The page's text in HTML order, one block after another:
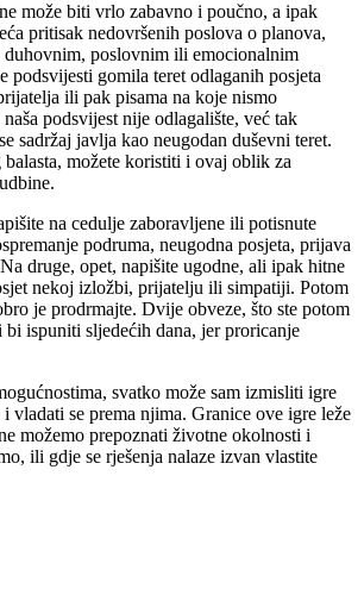
može biti vrlo zabavno i poučno, a ipak
pritisak nedovršenih poslova o planova,
duhovnim, poslovnim ili emocionalnim
podsvijesti gomila teret odlaganih posjeta
ili pak pisama na koje nismo
podsvijest nije odlagalište, već tak
sadržaj javlja kao neugodan duševni teret.
možete koristiti i ovaj oblik za
na cedulje zaboravljene ili potisnute
podruma, neugodna posjeta, prijava
druge, opet, napišite ugodne, ali ipak hitne
nekoj izložbi, prijatelju ili simpatiji. Potom
je prodrmajte. Dvije obveze, što ste potom
ispuniti sljedećih dana, jer proricanje
svatko može sam izmisliti igre
vladati se prema njima. Granice ove igre leže
možemo prepoznati životne okolnosti i
ili gdje se rješenja nalaze izvan vlastite